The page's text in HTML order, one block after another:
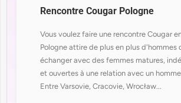
Rencontre Cougar Pologne
Vous voulez faire une rencontre Cougar
Pologne attire de plus en plus d'hommes
échanger avec des femmes matures,
et ouvertes à une relation avec un
Entre Varsovie, Cracovie, Wrocław...